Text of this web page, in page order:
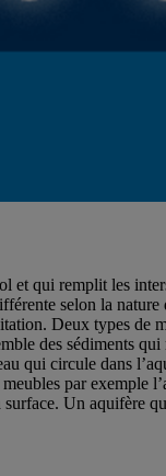
et qui remplit les
selon la
Deux types
des sédiments
qui circule dans
par
Un aquifère